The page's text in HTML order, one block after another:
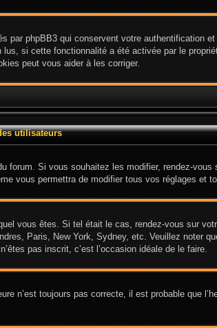
par phpBB3 qui conservent votre authentification
si cette fonctionnalité a été activée par le
peut vous aider à les corriger.
utilisateurs
Si vous souhaitez les modifier, rendez-vous
vous permettra de modifier tous vos réglages et
vous êtes. Si tel était le cas, rendez-vous sur
Paris, New York, Sydney, etc. Veuillez noter
pas inscrit, c’est l’occasion idéale de le faire.
n’est toujours pas correcte, il est probable que